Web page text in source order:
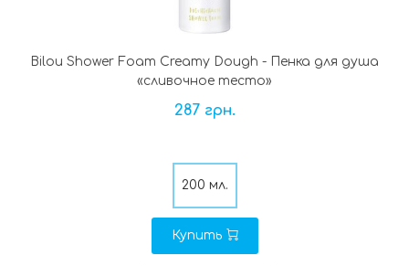
Bilou Shower Foam Creamy Dough - Пенка для душа
«сливочное тесто»
287 грн.
200 мл.
Купить